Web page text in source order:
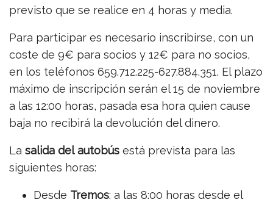
previsto que se realice en 4 horas y media.
Para participar es necesario inscribirse, con un
coste de 9€ para socios y 12€ para no socios,
en los teléfonos 659.712.225-627.884.351. El plazo
máximo de inscripción serán el 15 de noviembre
a las 12:00 horas, pasada esa hora quien cause
baja no recibirá la devolución del dinero.
La salida delautobús está prevista para las
siguientes horas:
Desde Tremos: a las 8:00 horas desde el